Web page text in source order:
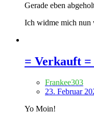
Gerade eben
Ich widme mich nun
= Verkauft
Frankee303
23. Februar
Yo Moin!